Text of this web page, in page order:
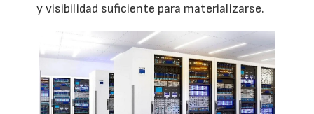
y visibilidad suficiente para materializarse.